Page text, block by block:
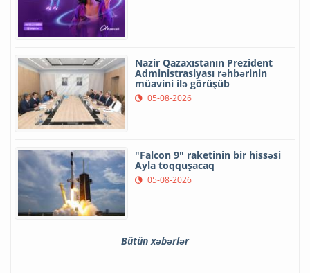
Nazir Qazaxıstanın Prezident
Administrasiyası rəhbərinin
müavini ilə görüşüb
05-08-2026
"Falcon 9" raketinin bir hissəsi
Ayla toqquşacaq
05-08-2026
Bütün xəbərlər